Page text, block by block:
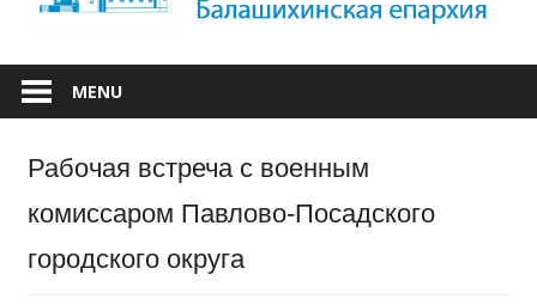
ПАВЛОВО-
ПОСАДСКОЕ
БЛАГОЧИНИЕ
MENU
Рабочая встреча с военным
комиссаром Павлово-Посадского
городского округа